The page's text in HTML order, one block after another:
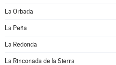
La Orbada
La Peña
La Redonda
La Rinconada de la Sierra